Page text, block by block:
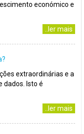
económico e
..ler mais
extraordinárias e a
dados. Isto é
..ler mais